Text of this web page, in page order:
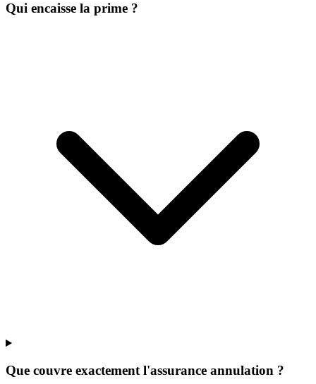
Qui encaisse la prime ?
Que couvre exactement l'assurance annulation ?